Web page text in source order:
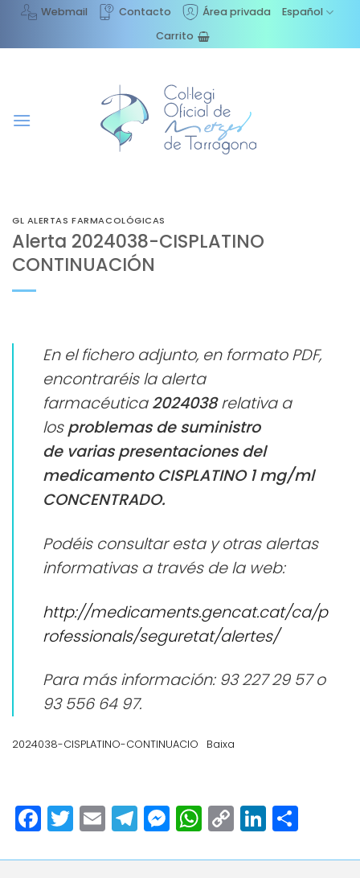
Saltar
contenido
Webmail Contacto Área privada
Español
Carrito
GL ALERTAS FARMACOLÓGICAS
Alerta 2024038-CISPLATINO
CONTINUACIÓN
En el fichero adjunto, en formato PDF,
encontraréis la alerta
farmacéutica2024038relativa a
losproblemas de suministro
devarias presentaciones del
medicamento CISPLATINO 1 mg/ml
CONCENTRADO.
Podéis consultar esta y otras alertas
informativas a través de la web:
http://medicaments.gencat.cat/ca/p
rofessionals/seguretat/alertes/
Para más información: 93 227 29 57 o
93 556 64 97.
2024038-CISPLATINO-CONTINUACIO Baixa
Facebook
Twitter
EmailTelegram
Messenger
WhatsApp
Copy